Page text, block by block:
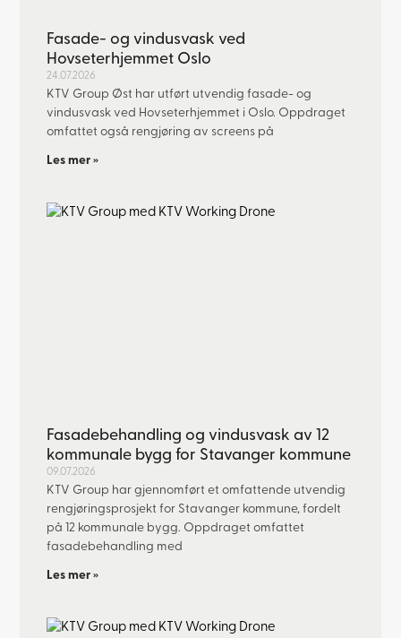
Fasade- og vindusvask ved
Hovseterhjemmet Oslo
24.07.2026
KTV Group Øst har utført utvendig fasade- og
vindusvask ved Hovseterhjemmet i Oslo. Oppdraget
omfattet også rengjøring av screens på
Les mer »
Fasadebehandling og vindusvask av 12
kommunale bygg for Stavanger kommune
09.07.2026
KTV Group har gjennomført et omfattende utvendig
rengjøringsprosjekt for Stavanger kommune, fordelt
på 12 kommunale bygg. Oppdraget omfattet
fasadebehandling med
Les mer »